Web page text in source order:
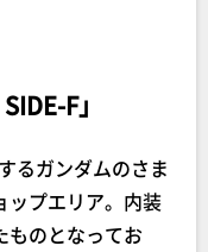
F」
るガンダムのさま
ップエリア。内装
ものとなってお